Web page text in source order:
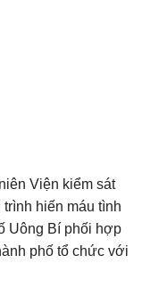
Viện kiểm sát
hiến máu tình
Uông Bí phối hợp
phố tổ chức với